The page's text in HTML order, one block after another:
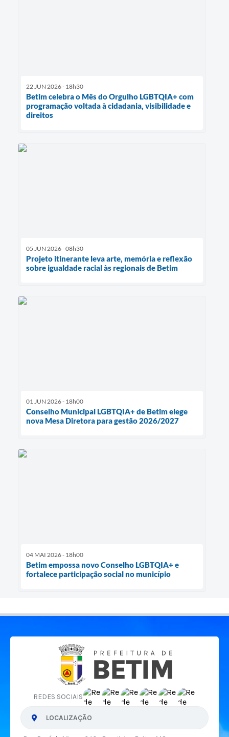
22 JUN 2026 - 18h30
Betim celebra o Mês do Orgulho LGBTQIA+ com
programação voltada à cidadania, visibilidade e
direitos
05 JUN 2026 - 08h30
Projeto itinerante leva arte, memória e reflexão
sobre igualdade racial às regionais de Betim
01 JUN 2026 - 18h00
Conselho Municipal LGBTQIA+ de Betim elege
nova Mesa Diretora para gestão 2026/2027
04 MAI 2026 - 18h00
Betim empossa novo Conselho LGBTQIA+ e
fortalece participação social no município
REDES SOCIAIS
LOCALIZAÇÃO